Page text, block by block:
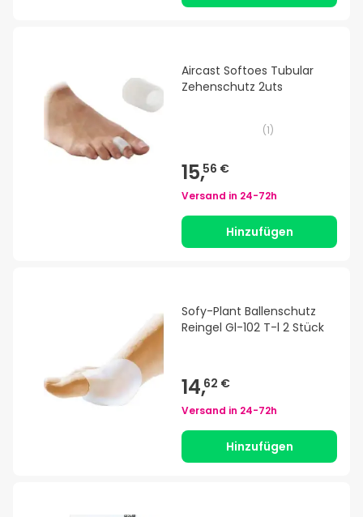
Aircast Softoes Tubular
Zehenschutz 2uts
(1)
15,56 €
Versand in 24-72h
Hinzufügen
Sofy-Plant Ballenschutz
Reingel Gl-102 T-l 2 Stück
14,62 €
Versand in 24-72h
Hinzufügen